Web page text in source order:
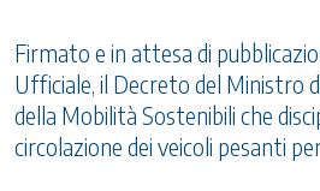
Firmato e in attesa di
Ufficiale, il Decreto del Ministro
della Mobilità Sostenibili che
circolazione dei veicoli pesanti